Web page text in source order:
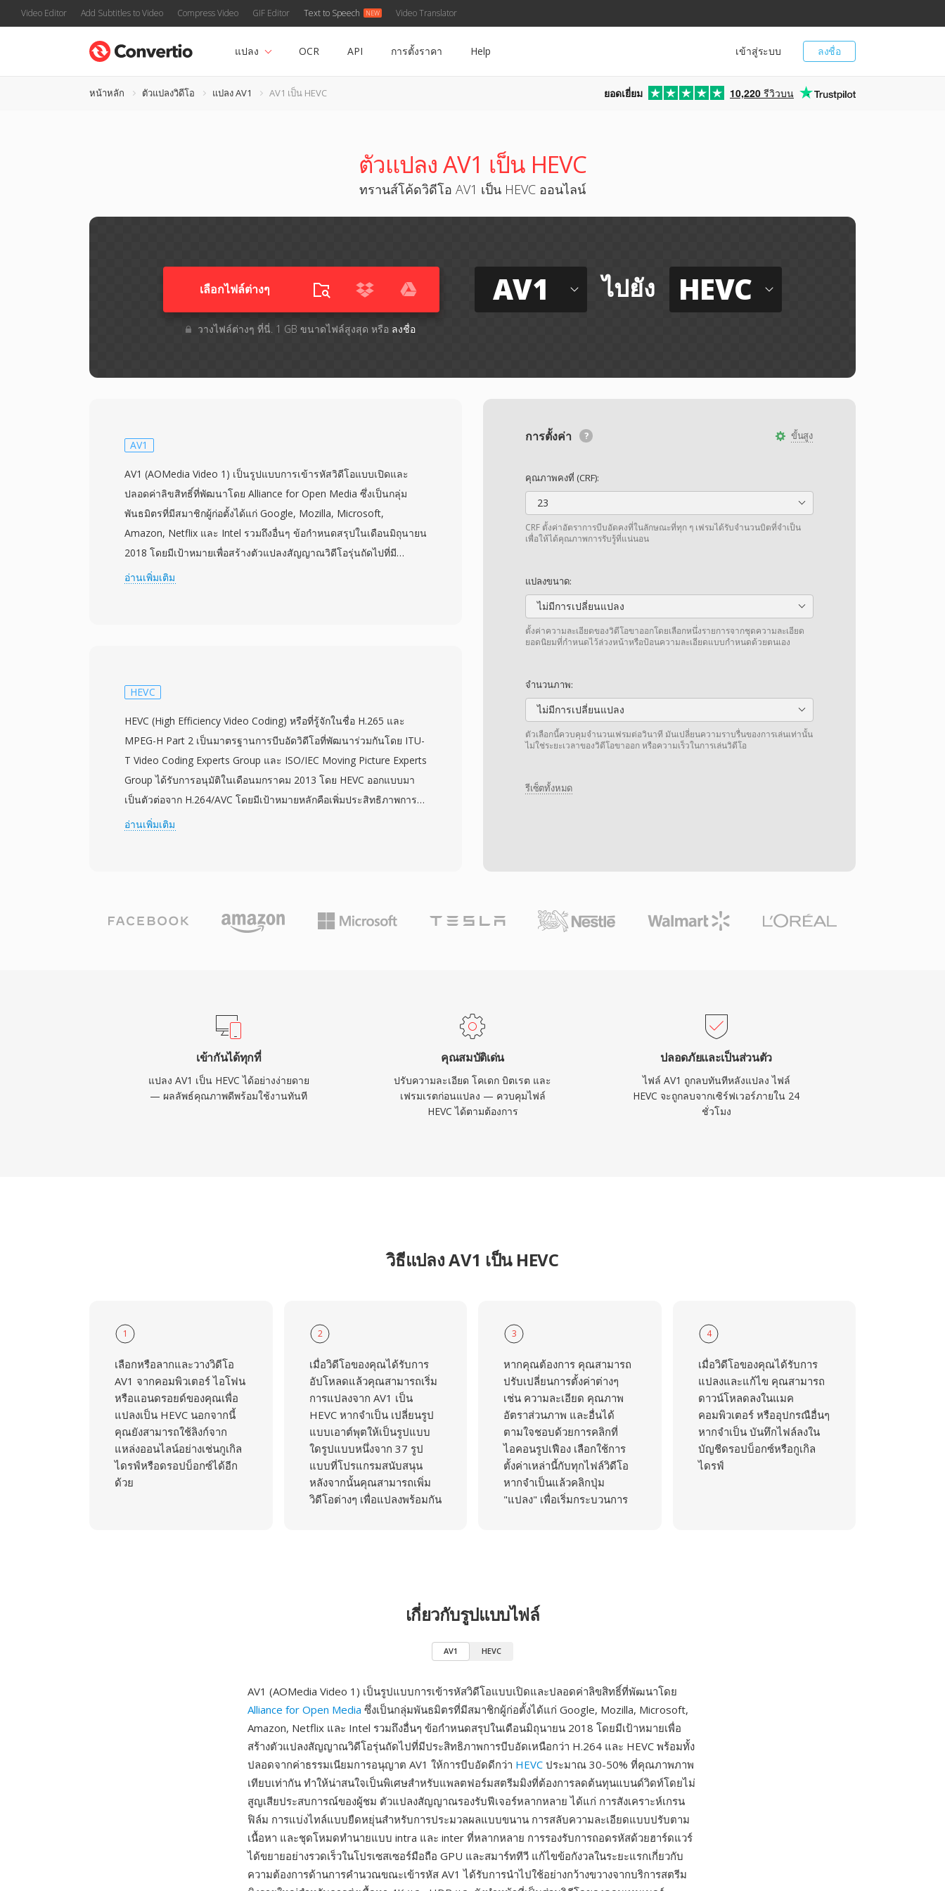
Video Editor Add Subtitles to Video Compress Video GIF Editor Text to Speech Video Translator
ลงชื่อ
เข้าสู่ระบบ
แปลง OCR API การตั้งราคา Help
หน้าหลัก ตัวแปลงวิดีโอ แปลง AV1 AV1 เป็น HEVC ยอดเยี่ยม 10,220 รีวิวบน
ตัวแปลง AV1 เป็น HEVC
ทรานส์โค้ดวิดีโอ AV1 เป็น HEVC ออนไลน์
เลือกไฟล์ต่างๆ​
วางไฟล์ต่างๆ​ ที่นี่. 1 GB ขนาดไฟล์สูงสุด หรือ ลงชื่อ
AV1 ไปยัง HEVC
ขั้นสูง
การตั้งค่า
คุณภาพคงที่ (CRF):
23
CRF ตั้งค่าอัตราการบีบอัดคงที่ในลักษณะที่ทุก ๆ เฟรมได้รับจำนวนบิตที่จำเป็น
เพื่อให้ได้คุณภาพการรับรู้ที่แน่นอน
แปลงขนาด:
ไม่มีการเปลี่ยนแปลง
ตั้งค่าความละเอียดของวิดีโอขาออกโดยเลือกหนึ่งรายการจากชุดความละเอียด
ยอดนิยมที่กำหนดไว้ล่วงหน้าหรือป้อนความละเอียดแบบกำหนดด้วยตนเอง
จำนวนภาพ:
ไม่มีการเปลี่ยนแปลง
ตัวเลือกนี้ควบคุมจำนวนเฟรมต่อวินาที มันเปลี่ยนความราบรื่นของการเล่นเท่านั้น
ไม่ใช่ระยะเวลาของวิดีโอขาออก หรือความเร็วในการเล่นวิดีโอ
รีเซ็ตทั้งหมด
AV1
AV1 (AOMedia Video 1) เป็นรูปแบบการเข้ารหัสวิดีโอแบบเปิดและ
ปลอดค่าลิขสิทธิ์ที่พัฒนาโดย Alliance for Open Media ซึ่งเป็นกลุ่ม
พันธมิตรที่มีสมาชิกผู้ก่อตั้งได้แก่ Google, Mozilla, Microsoft,
Amazon, Netflix และ Intel รวมถึงอื่นๆ ข้อกำหนดสรุปในเดือนมิถุนายน
2018 โดยมีเป้าหมายเพื่อสร้างตัวแปลงสัญญาณวิดีโอรุ่นถัดไปที่มี
ประสิทธิภาพการบีบอัดเหนือกว่า H.264 และ HEVC พร้อมทั้งปลอดจาก
แบบขนาน การสลับความละเอียดแบบปรับตามเนื้อหา และชุดโหมด
ฮาร์ดแวร์ได้ขยายอย่างรวดเร็วในโปรเซสเซอร์มือถือ GPU และสมาร์ท
ทีวี แก้ไขข้อกังวลในระยะแรกเกี่ยวกับความต้องการด้านการคำนวณ
ขณะเข้ารหัส AV1 ได้รับการนำไปใช้อย่างกว้างขวางจากบริการสตรีม
มิงรายใหญ่สำหรับการส่งเนื้อหา 4K และ HDR และยังทำหน้าที่เป็นส่วน
ลิขสิทธิ์ทำให้ AV1 มีความสำคัญเป็นพิเศษสำหรับมาตรฐานเว็บเปิดและ
อ่านเพิ่มเติม
HEVC
HEVC (High Efficiency Video Coding) หรือที่รู้จักในชื่อ H.265 และ
MPEG-H Part 2 เป็นมาตรฐานการบีบอัดวิดีโอที่พัฒนาร่วมกันโดย ITU-
T Video Coding Experts Group และ ISO/IEC Moving Picture Experts
Group ได้รับการอนุมัติในเดือนมกราคม 2013 โดย HEVC ออกแบบมา
เป็นตัวต่อจาก H.264/AVC โดยมีเป้าหมายหลักคือเพิ่มประสิทธิภาพการ
บีบอัดเป็นสองเท่า — ให้คุณภาพภาพเทียบเท่าที่บิตเรตเพียงประมาณครึ่ง
processing HEVC รองรับความละเอียดตั้งแต่ 320x240 จนถึง
8192x4320 (8K UHD) ทำให้พร้อมรองรับเทคโนโลยีจอแสดงผลใน
แอปพลิเคชันเฝ้าระวัง Apple นำ HEVC มาเป็นรูปแบบการบันทึกเริ่มต้น
สำหรับอุปกรณ์ iOS ตั้งแต่ iOS 11 ขยายการเข้าถึงผู้บริโภคอย่างมาก แม้
จะเหนือกว่า H.264 ในทางเทคนิค แต่ภูมิทัศน์การอนุญาตสิทธิบัตรที่ซับ
ซ้อนและกระจัดกระจายได้กระตุ้นความสนใจในทางเลือกปลอดค่า
ลิขสิทธิ์อย่าง AV1 แม้ว่า HEVC จะยังคงฝังลึกอยู่ในโครงสร้างพื้นฐาน
อ่านเพิ่มเติม
เข้ากันได้ทุกที่
แปลง AV1 เป็น HEVC ได้อย่างง่ายดาย
— ผลลัพธ์คุณภาพดีพร้อมใช้งานทันที
คุณสมบัติเด่น
ปรับความละเอียด โคเดก บิตเรต และ
เฟรมเรตก่อนแปลง — ควบคุมไฟล์
HEVC ได้ตามต้องการ
ปลอดภัยและเป็นส่วนตัว
ไฟล์ AV1 ถูกลบทันทีหลังแปลง ไฟล์
HEVC จะถูกลบจากเซิร์ฟเวอร์ภายใน 24
ชั่วโมง
วิธีแปลง AV1 เป็น HEVC
1
เลือกหรือลากและวางวิดีโอ
AV1 จากคอมพิวเตอร์ ไอโฟน
หรือแอนดรอยด์ของคุณเพื่อ
แปลงเป็น HEVC นอกจากนี้
คุณยังสามารถใช้ลิงก์จาก
แหล่งออนไลน์อย่างเช่นกูเกิล
ไดรฟ์หรือดรอปบ็อกซ์ได้อีก
ด้วย
2
เมื่อวิดีโอของคุณได้รับการ
อัปโหลดแล้วคุณสามารถเริ่ม
การแปลงจาก AV1 เป็น
HEVC หากจำเป็น เปลี่ยนรูป
แบบเอาต์พุตให้เป็นรูปแบบ
ใดรูปแบบหนึ่งจาก 37 รูป
แบบที่โปรแกรมสนับสนุน
หลังจากนั้นคุณสามารถเพิ่ม
วิดีโอต่างๆ เพื่อแปลงพร้อมกัน
3
หากคุณต้องการ คุณสามารถ
ปรับเปลี่ยนการตั้งค่าต่างๆ
เช่น ความละเอียด คุณภาพ
อัตราส่วนภาพ และอื่นได้
ตามใจชอบด้วยการคลิกที่
ไอคอนรูปเฟือง เลือกใช้การ
ตั้งค่าเหล่านี้กับทุกไฟล์วิดีโอ
หากจำเป็นแล้วคลิกปุ่ม
"แปลง" เพื่อเริ่มกระบวนการ
4
เมื่อวิดีโอของคุณได้รับการ
แปลงและแก้ไข คุณสามารถ
ดาวน์โหลดลงในแมค
คอมพิวเตอร์ หรืออุปกรณือื่นๆ
หากจำเป็น บันทึกไฟล์ลงใน
บัญชีดรอปบ็อกซ์หรือกูเกิล
ไดรฟ์
เกี่ยวกับรูปแบบไฟล์
AV1 HEVC
AV1 (AOMedia Video 1) เป็นรูปแบบการเข้ารหัสวิดีโอแบบเปิดและปลอดค่าลิขสิทธิ์ที่พัฒนาโดย
Alliance for Open Media ซึ่งเป็นกลุ่มพันธมิตรที่มีสมาชิกผู้ก่อตั้งได้แก่ Google, Mozilla, Microsoft,
Amazon, Netflix และ Intel รวมถึงอื่นๆ ข้อกำหนดสรุปในเดือนมิถุนายน 2018 โดยมีเป้าหมายเพื่อ
สร้างตัวแปลงสัญญาณวิดีโอรุ่นถัดไปที่มีประสิทธิภาพการบีบอัดเหนือกว่า H.264 และ HEVC พร้อมทั้ง
ปลอดจากค่าธรรมเนียมการอนุญาต AV1 ให้การบีบอัดดีกว่า HEVC ประมาณ 30-50% ที่คุณภาพภาพ
เทียบเท่ากัน ทำให้น่าสนใจเป็นพิเศษสำหรับแพลตฟอร์มสตรีมมิงที่ต้องการลดต้นทุนแบนด์วิดท์โดยไม่
สูญเสียประสบการณ์ของผู้ชม ตัวแปลงสัญญาณรองรับฟีเจอร์หลากหลาย ได้แก่ การสังเคราะห์เกรน
ฟิล์ม การแบ่งไทล์แบบยืดหยุ่นสำหรับการประมวลผลแบบขนาน การสลับความละเอียดแบบปรับตาม
เนื้อหา และชุดโหมดทำนายแบบ intra และ inter ที่หลากหลาย การรองรับการถอดรหัสด้วยฮาร์ดแวร์
ได้ขยายอย่างรวดเร็วในโปรเซสเซอร์มือถือ GPU และสมาร์ททีวี แก้ไขข้อกังวลในระยะแรกเกี่ยวกับ
ความต้องการด้านการคำนวณขณะเข้ารหัส AV1 ได้รับการนำไปใช้อย่างกว้างขวางจากบริการสตรีม